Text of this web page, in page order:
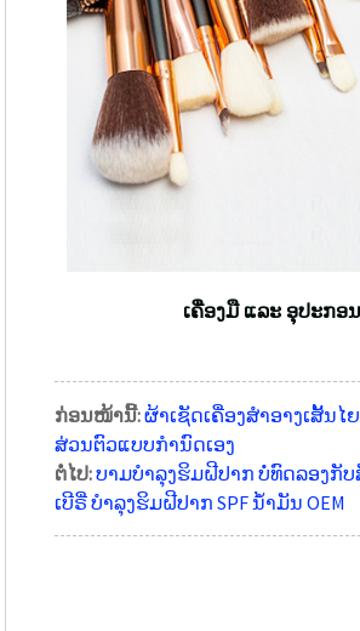
ເຄື່ອງມື ແລະ ອຸປະກອນ
ກ່ອນໜ້ານີ້:ຜ້າເຊັດເຄື່ອງສຳອາງເສັ້ນໄ
ສ່ວນຕົວແບບກຳນົດເອງ
ຕໍ່ໄປ:ບາມບຳລຸງຮິມຝີປາກ ບໍ່ທົດລອງກັ
ເບີຣີ່ ບຳລຸງຮິມຝີປາກ SPF ນ້ຳມັນ OEM